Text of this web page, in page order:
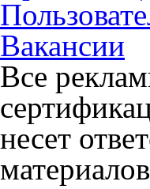
Вакансии
Все
несет